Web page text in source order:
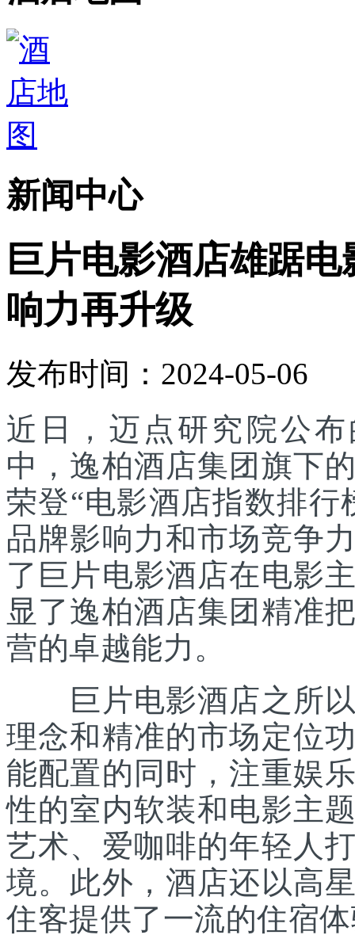
新闻中心
巨片电影酒店雄踞
响力再升级
发布时间：2024-05-06
近日，迈点研究院公
中，逸柏酒店集团旗下
荣登“电影酒店指数排
品牌影响力和市场竞争
了巨片电影酒店在电影
显了逸柏酒店集团精准
营的卓越能力。
巨片电影酒店之所以
理念和精准的市场定位
能配置的同时，注重娱
性的室内软装和电影主
艺术、爱咖啡的年轻人
境。此外，酒店还以高
住客提供了一流的住宿